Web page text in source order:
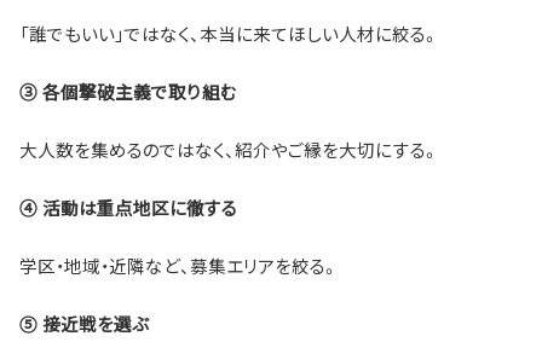
「誰でもいい」ではなく、本当に来てほしい人材に絞る。
③ 各個撃破主義で取り組む
大人数を集めるのではなく、紹介やご縁を大切にする。
④ 活動は重点地区に徹する
学区・地域・近隣など、募集エリアを絞る。
⑤ 接近戦を選ぶ